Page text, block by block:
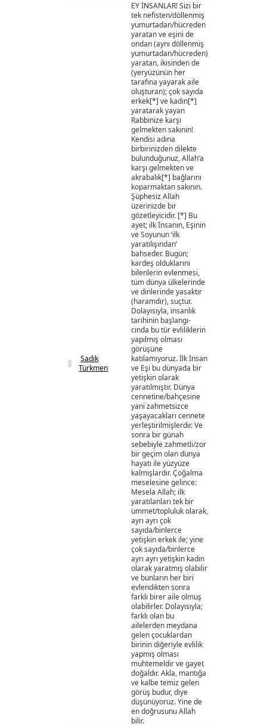
Sadık
Türkmen
EY İNSANLAR! Sizi bir
tek nefisten/döllenmiş
yumurtadan/hücreden
yaratan ve eşini de
ondan (aynı döllenmiş
yumurtadan/hücreden)
yaratan, ikisinden de
(yeryüzünün her
tarafına yayarak aile
oluşturan); çok sayıda
erkek[*] ve kadın[*]
yaratarak yayan
Rabbinize karşı
gelmekten sakının!
Kendisi adına
birbirinizden dilekte
bulunduğunuz, Allah’a
karşı gelmekten ve
akrabalık[*] bağlarını
koparmaktan sakının.
Şüphesiz Allah
üzerinizde bir
gözetleyicidir. [*] Bu
ayet; ilk İnsanın, Eşinin
ve Soyunun ‘ilk
yaratılışından’
bahseder. Bugün;
kardeş olduklarını
bilenlerin evlenmesi,
tüm dünya ülkelerinde
ve dinlerinde yasaktır
(haramdır), suçtur.
Dolayısıyla, insanlık
tarihinin başlangı-
cında bu tür evliliklerin
yapılmış olması
görüşüne
katılamıyoruz. İlk İnsan
ve Eşi bu dünyada bir
yetişkin olarak
yaratılmıştır. Dünya
cennetine/bahçesine
yani zahmetsizce
yaşayacakları cennete
yerleştirilmişlerdir. Ve
sonra bir günah
sebebiyle zahmetli/zor
bir geçim olan dünya
hayatı ile yüzyüze
kalmışlardır. Çoğalma
meselesine gelince:
Mesela Allah; ilk
yaratılanları tek bir
ümmet/topluluk olarak,
ayrı ayrı çok
sayıda/binlerce
yetişkin erkek ile; yine
çok sayıda/binlerce
ayrı ayrı yetişkin kadın
olarak yaratmış olabilir
ve bunların her biri
evlendikten sonra
farklı birer aile olmuş
olabilirler. Dolayısıyla;
farklı olan bu
ailelerden meydana
gelen çocuklardan
birinin diğeriyle evlilik
yapmış olması
muhtemeldir ve gayet
doğaldır. Akla, mantığa
ve kalbe temiz gelen
görüş budur, diye
düşünüyoruz. Yine de
en doğrusunu Allah
bilir.